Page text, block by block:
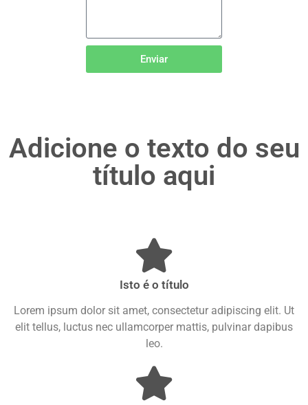
Enviar
Adicione o texto do seu
título aqui
Isto é o título
Lorem ipsum dolor sit amet, consectetur adipiscing elit. Ut
elit tellus, luctus nec ullamcorper mattis, pulvinar dapibus
leo.